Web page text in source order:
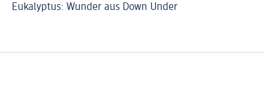
Eukalyptus: Wunder aus Down Under